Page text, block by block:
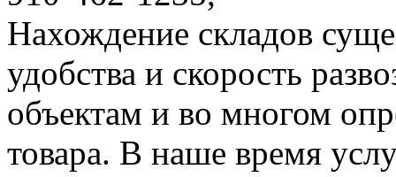
Нахождение складов
удобства и скорость
объектам и во многом
товара. В наше время